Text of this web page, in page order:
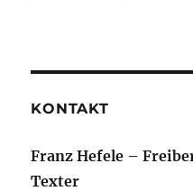
KONTAKT
Franz Hefele –
Texter